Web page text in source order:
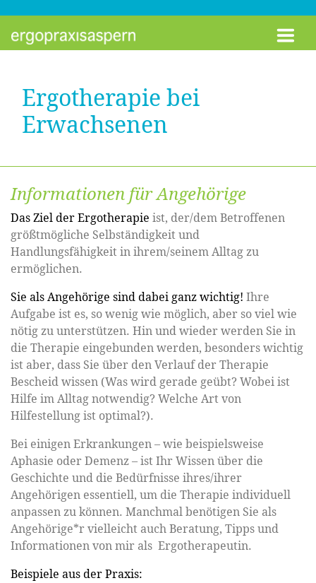
Ergotherapie bei
Erwachsenen
Informationen für Angehörige
Das Ziel der Ergotherapie ist, der/dem Betroffenen
größtmögliche Selbständigkeit und
Handlungsfähigkeit in ihrem/seinem Alltag zu
ermöglichen.
Sie als Angehörige sind dabei ganz wichtig! Ihre
Aufgabe ist es, so wenig wie möglich, aber so viel wie
nötig zu unterstützen. Hin und wieder werden Sie in
die Therapie eingebunden werden, besonders wichtig
ist aber, dass Sie über den Verlauf der Therapie
Bescheid wissen (Was wird gerade geübt? Wobei ist
Hilfe im Alltag notwendig? Welche Art von
Hilfestellung ist optimal?).
Bei einigen Erkrankungen – wie beispielsweise
Aphasie oder Demenz – ist Ihr Wissen über die
Geschichte und die Bedürfnisse ihres/ihrer
Angehörigen essentiell, um die Therapie individuell
anpassen zu können. Manchmal benötigen Sie als
Angehörige*r vielleicht auch Beratung, Tipps und
Informationen von mir als Ergotherapeutin.
Beispiele aus der Praxis: